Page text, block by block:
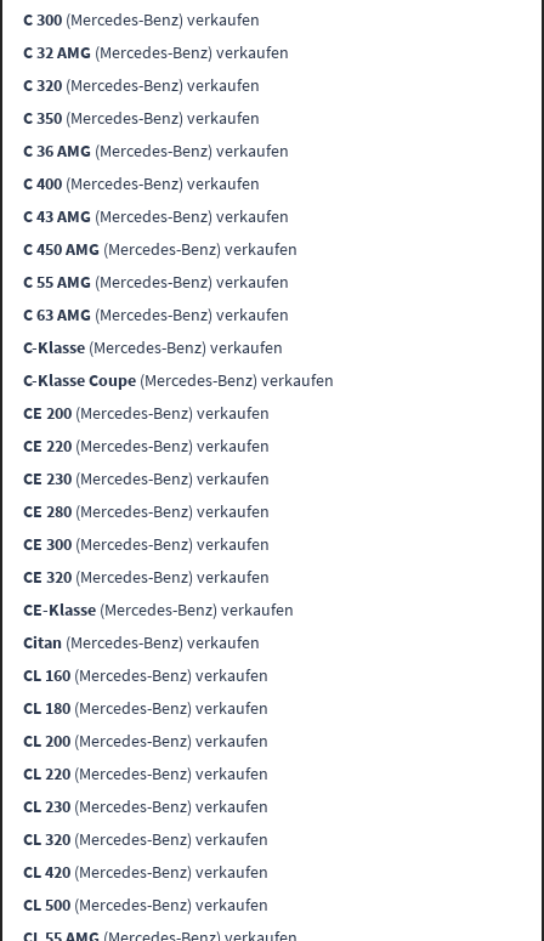
C 300 (Mercedes-Benz) verkaufen
C 32 AMG (Mercedes-Benz) verkaufen
C 320 (Mercedes-Benz) verkaufen
C 350 (Mercedes-Benz) verkaufen
C 36 AMG (Mercedes-Benz) verkaufen
C 400 (Mercedes-Benz) verkaufen
C 43 AMG (Mercedes-Benz) verkaufen
C 450 AMG (Mercedes-Benz) verkaufen
C 55 AMG (Mercedes-Benz) verkaufen
C 63 AMG (Mercedes-Benz) verkaufen
C-Klasse (Mercedes-Benz) verkaufen
C-Klasse Coupe (Mercedes-Benz) verkaufen
CE 200 (Mercedes-Benz) verkaufen
CE 220 (Mercedes-Benz) verkaufen
CE 230 (Mercedes-Benz) verkaufen
CE 280 (Mercedes-Benz) verkaufen
CE 300 (Mercedes-Benz) verkaufen
CE 320 (Mercedes-Benz) verkaufen
CE-Klasse (Mercedes-Benz) verkaufen
Citan (Mercedes-Benz) verkaufen
CL 160 (Mercedes-Benz) verkaufen
CL 180 (Mercedes-Benz) verkaufen
CL 200 (Mercedes-Benz) verkaufen
CL 220 (Mercedes-Benz) verkaufen
CL 230 (Mercedes-Benz) verkaufen
CL 320 (Mercedes-Benz) verkaufen
CL 420 (Mercedes-Benz) verkaufen
CL 500 (Mercedes-Benz) verkaufen